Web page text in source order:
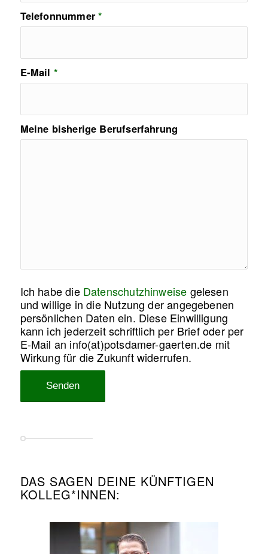
Telefonnummer*
E-Mail *
Meine bisherige Berufserfahrung
Ich habe die Datenschutzhinweise gelesen
und willige in die Nutzung der angegebenen
persönlichen Daten ein. Diese Einwilligung
kann ich jederzeit schriftlich per Brief oder per
E-Mail an info(at)potsdamer-gaerten.de mit
Wirkung für die Zukunft widerrufen.
DAS SAGEN DEINE KÜNFTIGEN
KOLLEG*INNEN: